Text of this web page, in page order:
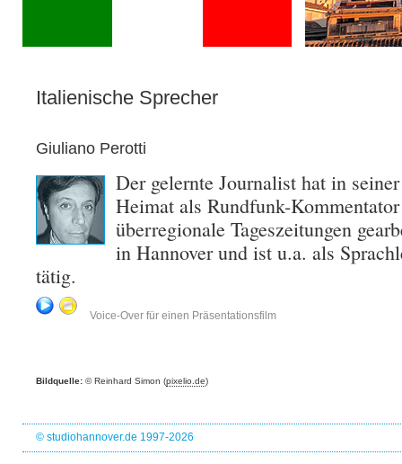
Italienische Sprecher
Giuliano Perotti
Der gelernte Journalist hat in
Heimat als Rundfunk-
überregionale Tageszeitungen
in Hannover und ist u.a. als
tätig.
Voice-Over für einen Präsentationsfilm
Bildquelle: © Reinhard Simon (pixelio.de)
© studiohannover.de 1997-2026